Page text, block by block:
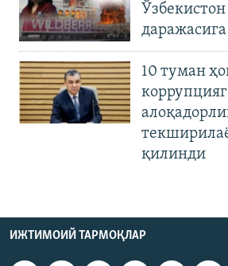
10 туман
қилинди
ИЖТИМОИЙ ТАРМОҚЛАР